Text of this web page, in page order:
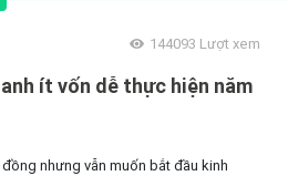
144093 Lượt xem
ít vốn dễ thực hiện năm
nhưng vẫn muốn bắt đầu kinh